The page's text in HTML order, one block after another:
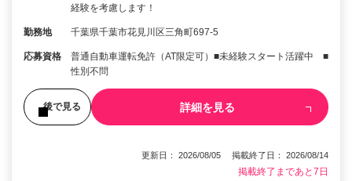
経験を考慮します！
勤務地 千葉県千葉市花見川区三角町697-5
応募資格
普通自動車運転免許（AT限定可）■未経験スタート活躍中 ■
性別不問
後で見る 詳細を見る
更新日： 2026/08/05 掲載終了日： 2026/08/14
掲載終了まであと7日